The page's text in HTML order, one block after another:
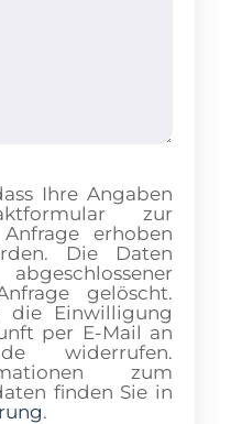
Ihre Angaben
zur
erhoben
Die Daten
gelöscht.
die Einwilligung
per E-Mail an
widerrufen.
zum
finden Sie in
.